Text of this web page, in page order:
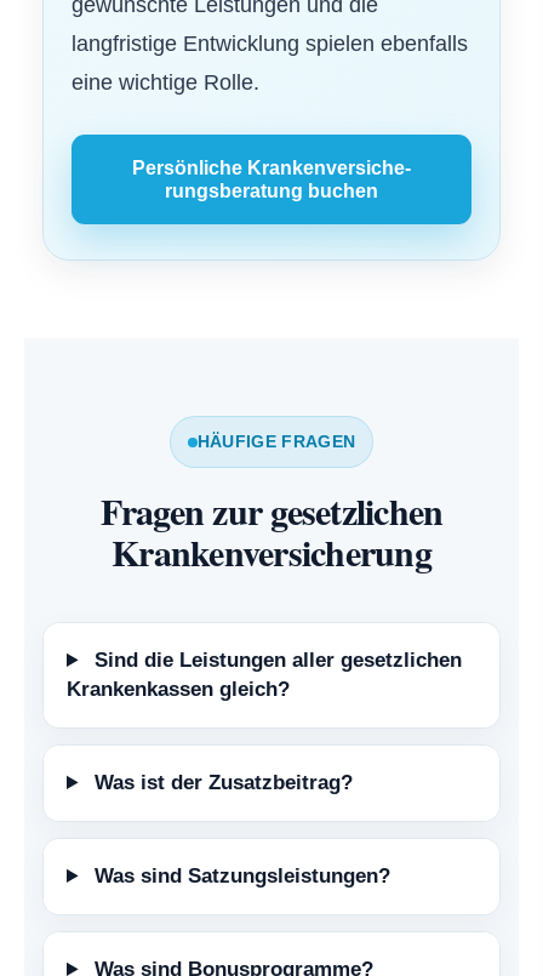
gewünschte Leistungen und die
langfristige Entwicklung spielen ebenfalls
eine wichtige Rolle.
Persönliche Kranken­ver­si­che­
rungsberatung buchen
HÄUFIGE FRAGEN
Fragen zur gesetzlichen
Kranken­ver­si­che­rung
Sind die Leistungen aller gesetzlichen
Krankenkassen gleich?
Was ist der Zusatzbeitrag?
Was sind Satzungsleistungen?
Was sind Bonusprogramme?